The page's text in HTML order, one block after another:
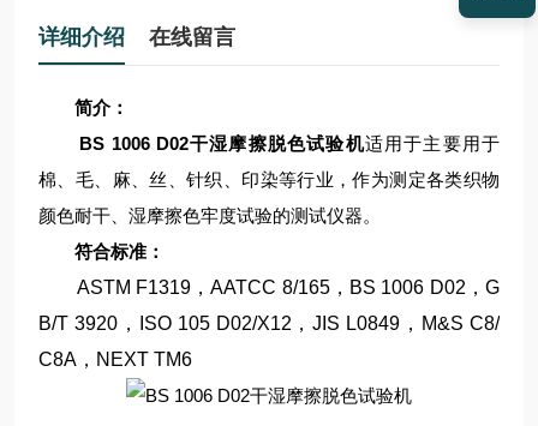
详细介绍 在线留言
简介：
BS 1006 D02干湿摩擦脱色试验机适用于主要用于
棉、毛、麻、丝、针织、印染等行业，作为测定各类织物
颜色耐干、湿摩擦色牢度试验的测试仪器。
符合标准：
ASTM F1319，AATCC 8/165，BS 1006 D02，G
B/T 3920，ISO 105 D02/X12，JIS L0849，M&S C8/
C8A，NEXT TM6